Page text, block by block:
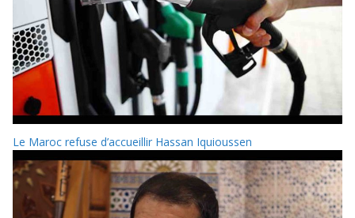
Le Maroc refuse d’accueillir Hassan Iquioussen